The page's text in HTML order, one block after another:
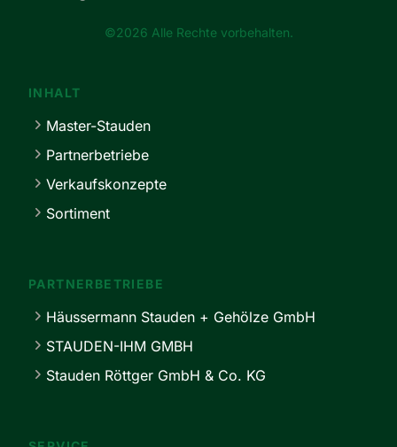
©2026 Alle Rechte vorbehalten.
INHALT
Master-Stauden
Partnerbetriebe
Verkaufskonzepte
Sortiment
PARTNERBETRIEBE
Häussermann Stauden + Gehölze GmbH
STAUDEN-IHM GMBH
Stauden Röttger GmbH & Co. KG